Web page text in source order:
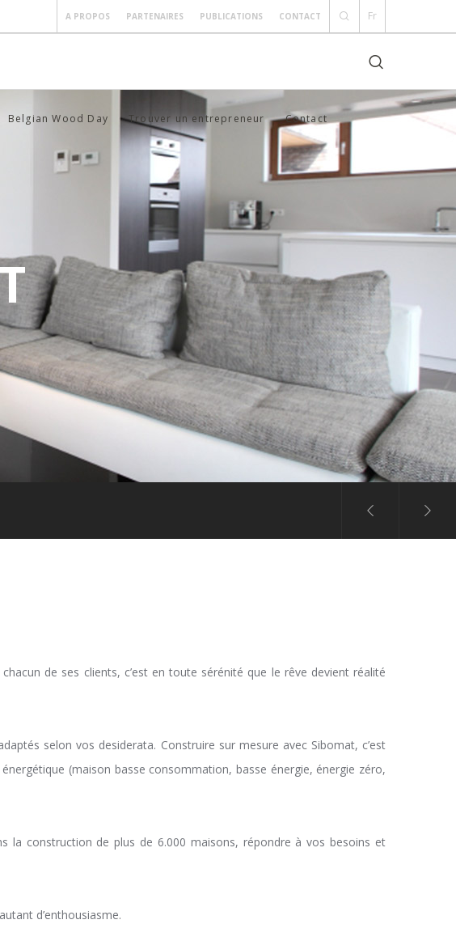
A PROPOS PARTENAIRES PUBLICATIONS CONTACT Fr
Belgian Wood Day Trouver un entrepreneur Contact
de ses clients, c’est en toute sérénité que le rêve devient réalité
selon vos desiderata. Construire sur mesure avec Sibomat, c’est
(maison basse consommation, basse énergie, énergie zéro,
la construction de plus de 6.000 maisons, répondre à vos besoins et
d’enthousiasme.